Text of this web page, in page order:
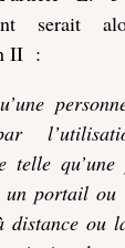
serait
II :
telle
un portail
distance ou